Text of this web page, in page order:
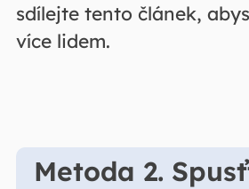
sdílejte tento článek,
více lidem.
Metoda 2.